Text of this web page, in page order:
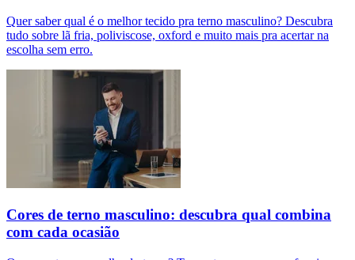
Quer saber qual é o melhor tecido pra terno masculino? Descubra
tudo sobre lã fria, poliviscose, oxford e muito mais pra acertar na
escolha sem erro.
Cores de terno masculino: descubra qual combina
com cada ocasião